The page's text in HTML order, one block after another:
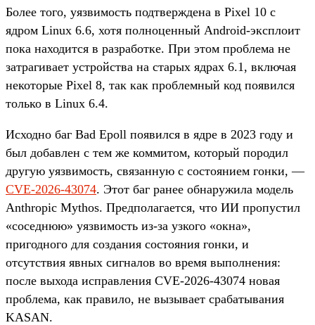
Более того, уязвимость подтверждена в Pixel 10 с
ядром Linux 6.6, хотя полноценный Android-эксплоит
пока находится в разработке. При этом проблема не
затрагивает устройства на старых ядрах 6.1, включая
некоторые Pixel 8, так как проблемный код появился
только в Linux 6.4.
Исходно баг Bad Epoll появился в ядре в 2023 году и
был добавлен с тем же коммитом, который породил
другую уязвимость, связанную с состоянием гонки, —
CVE-2026-43074. Этот баг ранее обнаружила модель
Anthropic Mythos. Предполагается, что ИИ пропустил
«соседнюю» уязвимость из-за узкого «окна»,
пригодного для создания состояния гонки, и
отсутствия явных сигналов во время выполнения:
после выхода исправления CVE-2026-43074 новая
проблема, как правило, не вызывает срабатывания
KASAN.